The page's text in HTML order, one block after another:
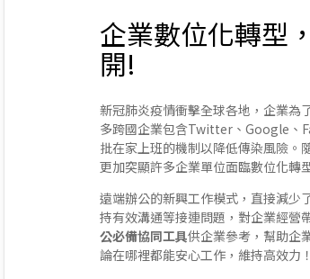
企業數位化轉型
開!
新冠肺炎疫情衝擊全球各地，企業為
多跨國企業包含Twitter、Google、
批在家上班的機制以降低傳染風險。
更加突顯許多企業單位面臨數位化轉
遠端辦公的新興工作模式，直接減少
持有效溝通等接連問題，對企業經營
公必備協同工具供企業參考，幫助企
論在哪裡都能安心工作，維持高效力！